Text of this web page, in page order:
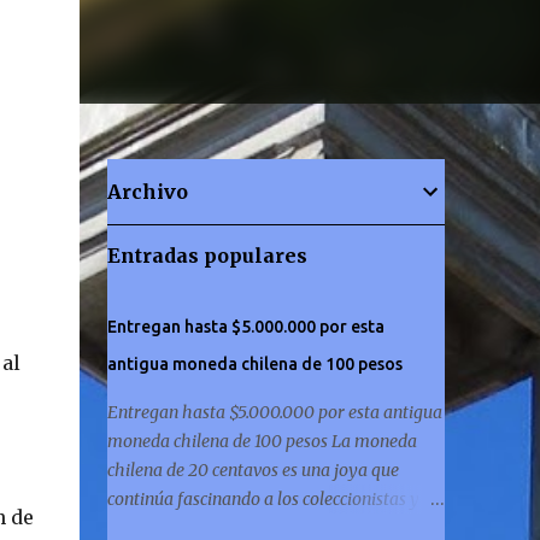
de
Archivo
Entradas populares
Entregan hasta $5.000.000 por esta
antigua moneda chilena de 100 pesos
Entregan hasta $5.000.000 por esta antigua
moneda chilena de 100 pesos La moneda
chilena de 20 centavos es una joya que
continúa fascinando a los coleccionistas y a